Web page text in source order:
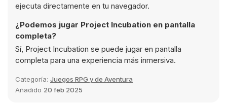
ejecuta directamente en tu navegador.
¿Podemos jugar Project Incubation en pantalla
completa?
Sí, Project Incubation se puede jugar en pantalla
completa para una experiencia más inmersiva.
Categoría: Juegos RPG y de Aventura
Añadido 20 feb 2025